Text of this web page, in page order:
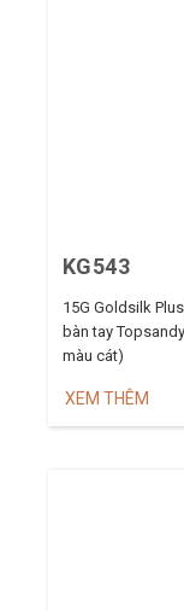
KG543
15G Goldsilk
bàn tay
màu cát)
XEM THÊM